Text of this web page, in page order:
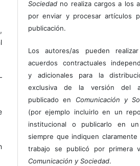
Sociedad no realiza cargos a los
por enviar y procesar artículos
publicación.
Los autores/as pueden
acuerdos contractuales
y adicionales para la
exclusiva de la versión del
publicado en Comunicación y
(por ejemplo incluirlo en un
institucional o publicarlo en
siempre que indiquen claramente
trabajo se publicó por primera
Comunicación y Sociedad.